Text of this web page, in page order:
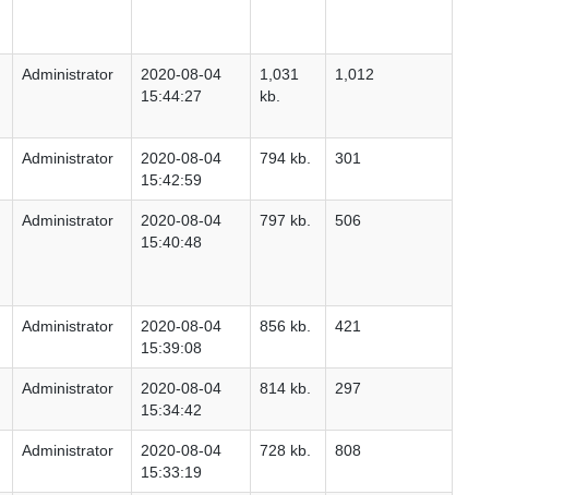
Administrator
2020-08-04
15:44:27
1,031
kb.
1,012
Administrator
2020-08-04
15:42:59
794 kb. 301
Administrator
2020-08-04
15:40:48
797 kb. 506
Administrator
2020-08-04
15:39:08
856 kb. 421
Administrator
2020-08-04
15:34:42
814 kb. 297
Administrator
2020-08-04
15:33:19
728 kb. 808